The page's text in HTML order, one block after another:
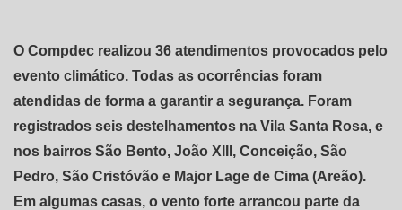
O Compdec realizou 36 atendimentos provocados pelo
evento climático. Todas as ocorrências foram
atendidas de forma a garantir a segurança. Foram
registrados seis destelhamentos na Vila Santa Rosa, e
nos bairros São Bento, João XIII, Conceição, São
Pedro, São Cristóvão e Major Lage de Cima (Areão).
Em algumas casas, o vento forte arrancou parte da